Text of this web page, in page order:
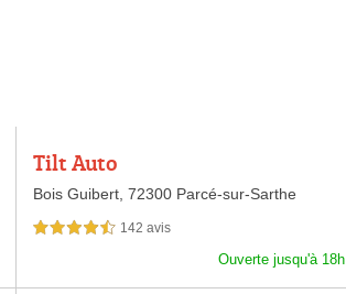
Tilt Auto
Bois Guibert, 72300 Parcé-sur-Sarthe
4,5 étoiles sur 5 142 avis
Ouverte jusqu'à 18h